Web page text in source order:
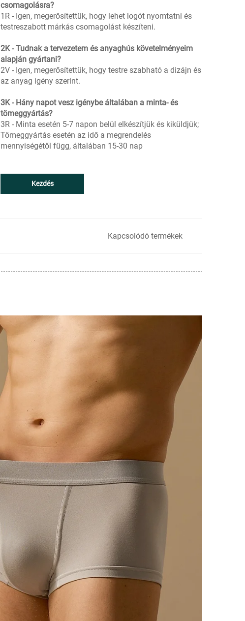
csomagolásra?
1R - Igen, megerősítettük, hogy lehet logót nyomtatni és
testreszabott márkás csomagolást készíteni.
2K - Tudnak a tervezetem és anyaghús követelményeim
alapján gyártani?
2V - Igen, megerősítettük, hogy testre szabható a dizájn és
az anyag igény szerint.
3K - Hány napot vesz igénybe általában a minta- és
tömeggyártás?
3R - Minta esetén 5-7 napon belül elkészítjük és kiküldjük;
Tömeggyártás esetén az idő a megrendelés
mennyiségétől függ, általában 15-30 nap
Kezdés
Kapcsolódó termékek